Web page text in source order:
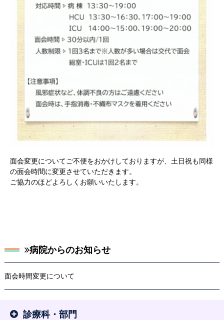
面会変更についてご不便をおかけしておりますが、土日祝も同様
の面会時間に変更させていただきます。
ご協力のほどよろしくお願いいたします。
病院からのお知らせ
面会時間変更について
診療科・部門